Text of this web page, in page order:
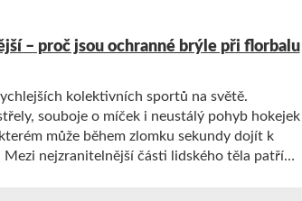
– proč jsou ochranné brýle při florbalu
kolektivních sportů na světě.
souboje o míček i neustálý pohyb hokejek
může během zlomku sekundy dojít k
Mezi nejzranitelnější části lidského těla patří